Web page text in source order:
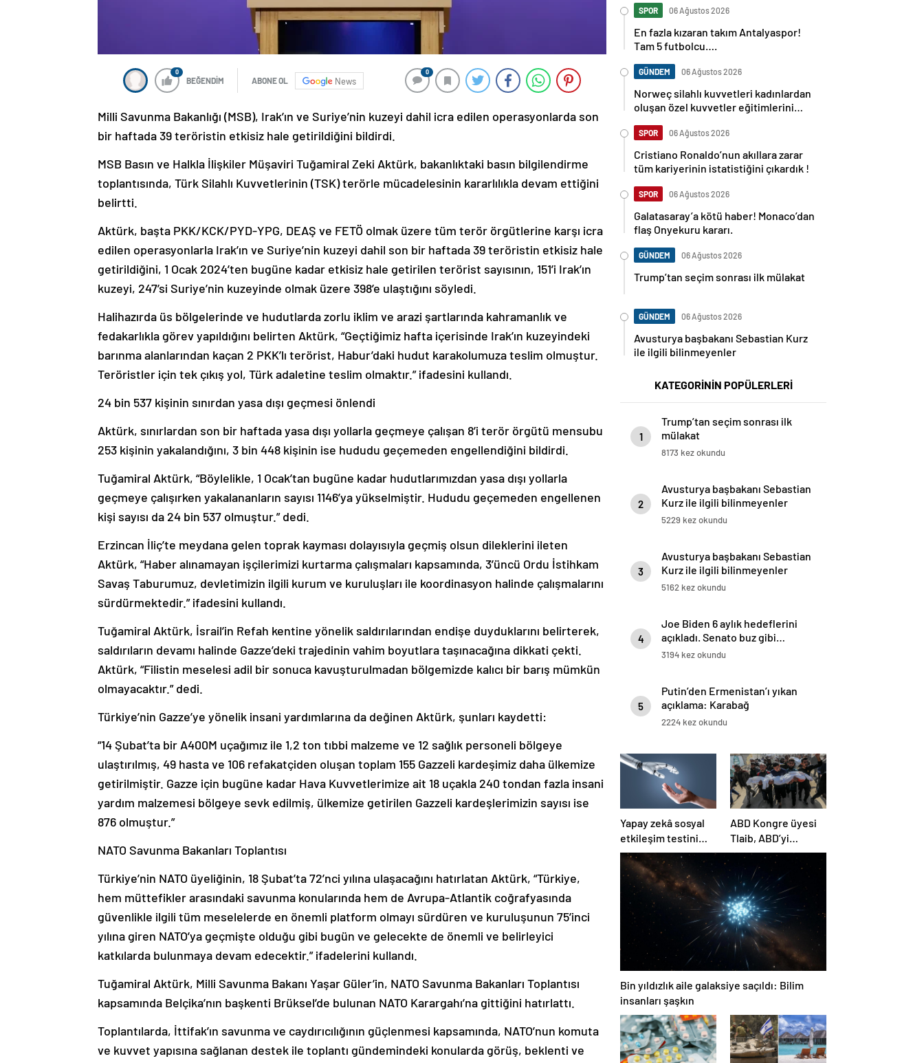
0
BEĞENDİM ABONE OL News
0
Milli Savunma Bakanlığı (MSB), Irak’ın ve Suriye’nin kuzeyi dahil icra edilen operasyonlarda son
bir haftada 39 teröristin etkisiz hale getirildiğini bildirdi.
MSB Basın ve Halkla İlişkiler Müşaviri Tuğamiral Zeki Aktürk, bakanlıktaki basın bilgilendirme
toplantısında, Türk Silahlı Kuvvetlerinin (TSK) terörle mücadelesinin kararlılıkla devam ettiğini
belirtti.
Aktürk, başta PKK/KCK/PYD-YPG, DEAŞ ve FETÖ olmak üzere tüm terör örgütlerine karşı icra
edilen operasyonlarla Irak’ın ve Suriye’nin kuzeyi dahil son bir haftada 39 teröristin etkisiz hale
getirildiğini, 1 Ocak 2024’ten bugüne kadar etkisiz hale getirilen terörist sayısının, 151’i Irak’ın
kuzeyi, 247’si Suriye’nin kuzeyinde olmak üzere 398’e ulaştığını söyledi.
Halihazırda üs bölgelerinde ve hudutlarda zorlu iklim ve arazi şartlarında kahramanlık ve
fedakarlıkla görev yapıldığını belirten Aktürk, “Geçtiğimiz hafta içerisinde Irak’ın kuzeyindeki
barınma alanlarından kaçan 2 PKK’lı terörist, Habur’daki hudut karakolumuza teslim olmuştur.
Teröristler için tek çıkış yol, Türk adaletine teslim olmaktır.” ifadesini kullandı.
24 bin 537 kişinin sınırdan yasa dışı geçmesi önlendi
Aktürk, sınırlardan son bir haftada yasa dışı yollarla geçmeye çalışan 8’i terör örgütü mensubu
253 kişinin yakalandığını, 3 bin 448 kişinin ise hududu geçemeden engellendiğini bildirdi.
Tuğamiral Aktürk, “Böylelikle, 1 Ocak’tan bugüne kadar hudutlarımızdan yasa dışı yollarla
geçmeye çalışırken yakalananların sayısı 1146’ya yükselmiştir. Hududu geçemeden engellenen
kişi sayısı da 24 bin 537 olmuştur.” dedi.
Erzincan İliç’te meydana gelen toprak kayması dolayısıyla geçmiş olsun dileklerini ileten
Aktürk, “Haber alınamayan işçilerimizi kurtarma çalışmaları kapsamında, 3’üncü Ordu İstihkam
Savaş Taburumuz, devletimizin ilgili kurum ve kuruluşları ile koordinasyon halinde çalışmalarını
sürdürmektedir.” ifadesini kullandı.
Tuğamiral Aktürk, İsrail’in Refah kentine yönelik saldırılarından endişe duyduklarını belirterek,
saldırıların devamı halinde Gazze’deki trajedinin vahim boyutlara taşınacağına dikkati çekti.
Aktürk, “Filistin meselesi adil bir sonuca kavuşturulmadan bölgemizde kalıcı bir barış mümkün
olmayacaktır.” dedi.
Türkiye’nin Gazze’ye yönelik insani yardımlarına da değinen Aktürk, şunları kaydetti:
“14 Şubat’ta bir A400M uçağımız ile 1,2 ton tıbbi malzeme ve 12 sağlık personeli bölgeye
ulaştırılmış, 49 hasta ve 106 refakatçiden oluşan toplam 155 Gazzeli kardeşimiz daha ülkemize
getirilmiştir. Gazze için bugüne kadar Hava Kuvvetlerimize ait 18 uçakla 240 tondan fazla insani
yardım malzemesi bölgeye sevk edilmiş, ülkemize getirilen Gazzeli kardeşlerimizin sayısı ise
876 olmuştur.”
NATO Savunma Bakanları Toplantısı
Türkiye’nin NATO üyeliğinin, 18 Şubat’ta 72’nci yılına ulaşacağını hatırlatan Aktürk, “Türkiye,
hem müttefikler arasındaki savunma konularında hem de Avrupa-Atlantik coğrafyasında
güvenlikle ilgili tüm meselelerde en önemli platform olmayı sürdüren ve kuruluşunun 75’inci
yılına giren NATO’ya geçmişte olduğu gibi bugün ve gelecekte de önemli ve belirleyici
katkılarda bulunmaya devam edecektir.” ifadelerini kullandı.
Tuğamiral Aktürk, Milli Savunma Bakanı Yaşar Güler’in, NATO Savunma Bakanları Toplantısı
kapsamında Belçika’nın başkenti Brüksel’de bulunan NATO Karargahı’na gittiğini hatırlattı.
Toplantılarda, İttifak’ın savunma ve caydırıcılığının güçlenmesi kapsamında, NATO’nun komuta
ve kuvvet yapısına sağlanan destek ile toplantı gündemindeki konularda görüş, beklenti ve
SPOR 06 Ağustos 2026
En fazla kızaran takım Antalyaspor!
Tam 5 futbolcu….
GÜNDEM 06 Ağustos 2026
Norweç silahlı kuvvetleri kadınlardan
oluşan özel kuvvetler eğitimlerini
SPOR 06 Ağustos 2026
Cristiano Ronaldo’nun akıllara zarar
tüm kariyerinin istatistiğini çıkardık !
SPOR 06 Ağustos 2026
Galatasaray’a kötü haber! Monaco’dan
flaş Onyekuru kararı.
GÜNDEM 06 Ağustos 2026
Trump’tan seçim sonrası ilk mülakat
GÜNDEM 06 Ağustos 2026
Avusturya başbakanı Sebastian Kurz
ile ilgili bilinmeyenler
KATEGORİNİN POPÜLERLERİ
1
Trump’tan seçim sonrası ilk
mülakat
8173 kez okundu
2
Avusturya başbakanı Sebastian
Kurz ile ilgili bilinmeyenler
5229 kez okundu
3
Avusturya başbakanı Sebastian
Kurz ile ilgili bilinmeyenler
5162 kez okundu
4
Joe Biden 6 aylık hedeflerini
açıkladı. Senato buz gibi…
3194 kez okundu
5
Putin’den Ermenistan’ı yıkan
açıklama: Karabağ
Azerbaycan’ın ayrılmaz bir
2224 kez okundu
Yapay zekâ sosyal
etkileşim testini
geçemedi
ABD Kongre üyesi
Tlaib, ABD’yi
Filistin’deki
“soykırımda suç
ortağı” olmakla
itham etti
Bin yıldızlık aile galaksiye saçıldı: Bilim
insanları şaşkın